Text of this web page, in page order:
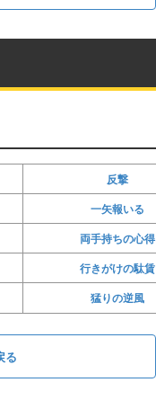
反撃
一矢報いる
両手持ちの心得
行きがけの駄賃
猛りの逆風
る